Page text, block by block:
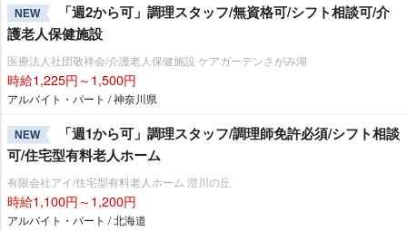
NEW
「週2から可」調理スタッフ/無資格可/シフト相談可/介
護老人保健施設
医療法人社団敬祥会/介護老人保健施設 ケアガーデンさがみ湖
時給1,225円～1,500円
アルバイト・パート / 神奈川県
NEW
「週1から可」調理スタッフ/調理師免許必須/シフト相談
可/住宅型有料老人ホーム
有限会社アイ/住宅型有料老人ホーム 澄川の丘
時給1,100円～1,200円
アルバイト・パート / 北海道